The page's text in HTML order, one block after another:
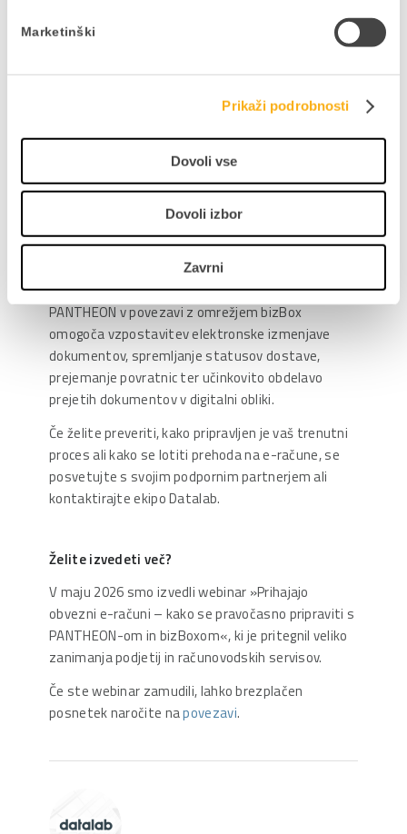
Marketinški
Prikaži podrobnosti
Dovoli vse
Dovoli izbor
Zavrni
organizacijske procese in komunikacijo s
Najboljša strategija je postopna priprava.
Podjetja, ki bodo pravočasno uredila prejemanje in
pošiljanje e-računov, vključila svoje poslovne
partnerje ter preverila delovanje procesov, bodo
prehod izvedla bistveno lažje kot tista, ki bodo z
aktivnostmi začela tik pred uvedbo.
PANTHEON v povezavi z omrežjem bizBox
omogoča vzpostavitev elektronske izmenjave
dokumentov, spremljanje statusov dostave,
prejemanje povratnic ter učinkovito obdelavo
prejetih dokumentov v digitalni obliki.
Če želite preveriti, kako pripravljen je vaš trenutni
proces ali kako se lotiti prehoda na e-račune, se
posvetujte s svojim podpornim partnerjem ali
kontaktirajte ekipo Datalab.
Želite izvedeti več?
V maju 2026 smo izvedli webinar »Prihajajo
obvezni e-računi – kako se pravočasno pripraviti s
PANTHEON-om in bizBoxom«, ki je pritegnil veliko
zanimanja podjetij in računovodskih servisov.
Če ste webinar zamudili, lahko brezplačen
posnetek naročite napovezavi.